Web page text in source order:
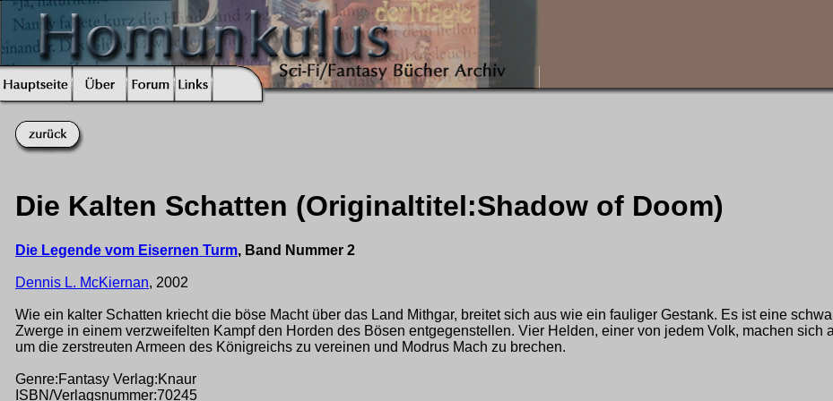
Die Kalten Schatten (Originaltitel:Shadow of Doom)
Die Legende vom Eisernen Turm, Band Nummer 2
Dennis L. McKiernan, 2002
Wie ein kalter Schatten kriecht die böse Macht über das Land Mithgar, breitet sich aus wie ein fauliger Gestank. Es ist eine
Zwerge in einem verzweifelten Kampf den Horden des Bösen entgegenstellen. Vier Helden, einer von jedem Volk, machen
um die zerstreuten Armeen des Königreichs zu vereinen und Modrus Mach zu brechen.
Genre:Fantasy Verlag:Knaur
ISBN/Verlagsnummer:70245